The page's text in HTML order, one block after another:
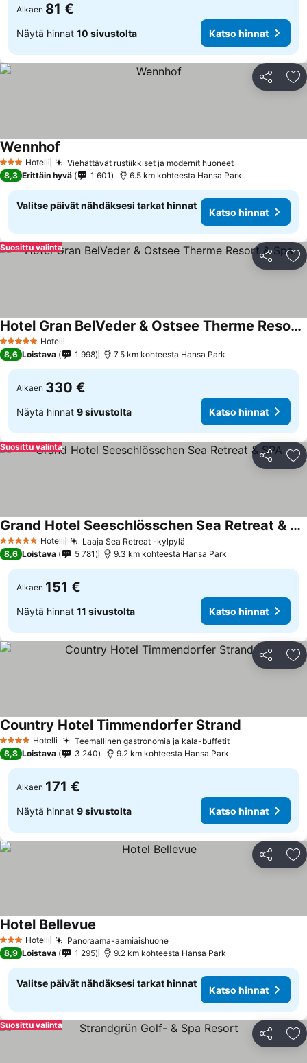
Alkaen 81 €
Näytä hinnat 10 sivustolta Katso hinnat
Jaa
3 Tähtiluokitus
Hotelli Viehättävät rustiikkiset ja modernit huoneet
Wennhof
8,3 Erittäin hyvä 1 601 6.5 km kohteesta Hansa Park
Valitse päivät nähdäksesi tarkat hinnat
Katso hinnat
Jaa
Suosittu valinta
5 Tähtiluokitus
Hotelli
Hotel Gran BelVeder & Ostsee Therme Resort & Spa
8,6 Loistava 1 998 7.5 km kohteesta Hansa Park
Alkaen 330 €
Näytä hinnat 9 sivustolta Katso hinnat
Jaa
Suosittu valinta
5 Tähtiluokitus
Hotelli Laaja Sea Retreat -kylpylä
Grand Hotel Seeschlösschen Sea Retreat & SPA
8,6 Loistava 5 781 9.3 km kohteesta Hansa Park
Alkaen 151 €
Näytä hinnat 11 sivustolta Katso hinnat
Jaa
4 Tähtiluokitus
Hotelli Teemallinen gastronomia ja kala-buffetit
Country Hotel Timmendorfer Strand
8,8 Loistava 3 240 9.2 km kohteesta Hansa Park
Alkaen 171 €
Näytä hinnat 9 sivustolta Katso hinnat
Jaa
3 Tähtiluokitus
Hotelli Panoraama-aamiaishuone
Hotel Bellevue
8,9 Loistava 1 295 9.2 km kohteesta Hansa Park
Valitse päivät nähdäksesi tarkat hinnat
Katso hinnat
Jaa
Suosittu valinta